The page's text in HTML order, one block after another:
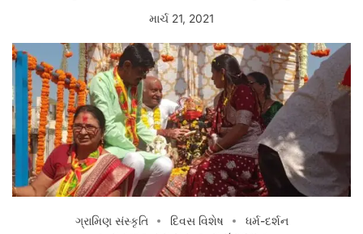
માર્ચ 21, 2021
ગ્રામિણ સંસ્કૃતિ દિવસ વિશેષ
ધર્મ-દર્શન